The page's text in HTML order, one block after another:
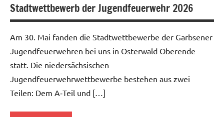
Stadtwettbewerb der Jugendfeuerwehr 2026
Am 30. Mai fanden die Stadtwettbewerbe der Garbsener
Jugendfeuerwehren bei uns in Osterwald Oberende
statt. Die niedersächsischen
Jugendfeuerwehrwettbewerbe bestehen aus zwei
Teilen: Dem A‑Teil und […]